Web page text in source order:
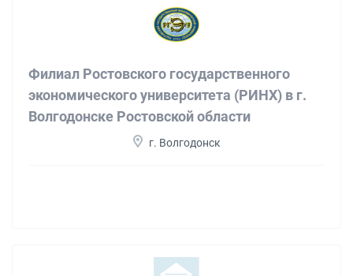
Филиал Ростовского государственного
экономического университета (РИНХ) в г.
Волгодонске Ростовской области
г. Волгодонск